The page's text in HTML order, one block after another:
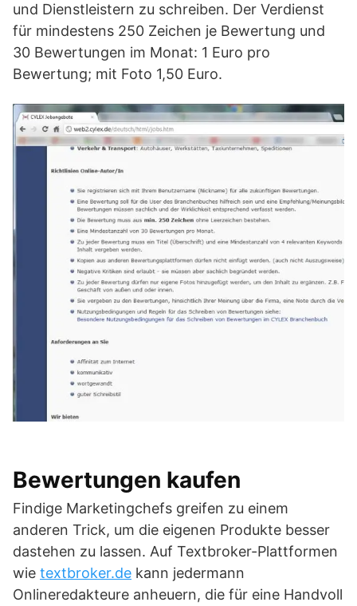
und Dienstleistern zu schreiben. Der Verdienst
für mindestens 250 Zeichen je Bewertung und
30 Bewertungen im Monat: 1 Euro pro
Bewertung; mit Foto 1,50 Euro.
Bewertungen kaufen
Findige Marketingchefs greifen zu einem
anderen Trick, um die eigenen Produkte besser
dastehen zu lassen. Auf Textbroker-Plattformen
wie textbroker.de kann jedermann
Onlineredakteure anheuern, die für eine Handvoll